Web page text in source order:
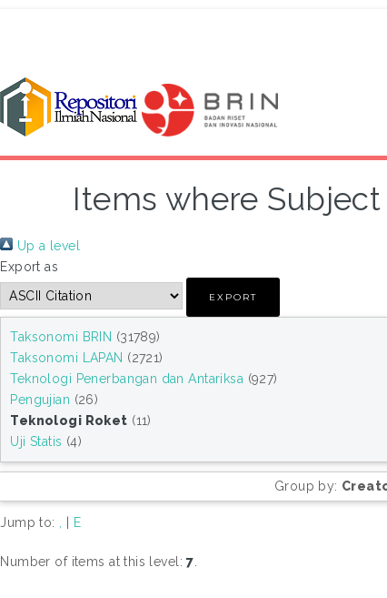
Items where
Up a level
Export as
Taksonomi BRIN (31789)
Taksonomi LAPAN (2721)
Teknologi Penerbangan dan Antariksa (927)
Pengujian (26)
Teknologi Roket (11)
Uji Statis (4)
Group by:
Jump to: | E
Number of items at this level:7